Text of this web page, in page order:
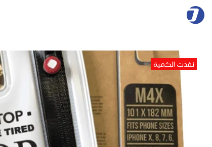
Skip
to
content
نفذت الكمية